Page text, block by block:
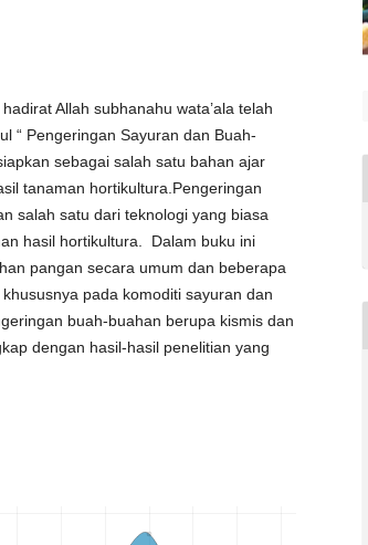
Allah subhanahu wata’ala telah
“ Pengeringan Sayuran dan Buah-
sebagai salah satu bahan ajar
tanaman hortikultura.Pengeringan
salah satu dari teknologi yang biasa
hasil hortikultura. Dalam buku ini
pangan secara umum dan beberapa
pada komoditi sayuran dan
buah-buahan berupa kismis dan
dengan hasil-hasil penelitian yang